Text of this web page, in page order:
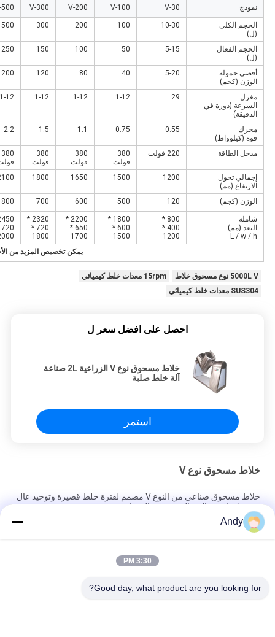
نموذج V-30
V-100
V-200
V-300
500
الحجم الكلي
(ل)
10-30
100
200
300
500
الحجم الفعال
(ل)
5-15
50
100
150
250
أقصى حمولة
الوزن (كجم)
5-20
40
80
120
200
مغزل
السرعة (دورة في
الدقيقة)
29
1-12
1-12
1-12
1-12
محرك
قوة (كيلوواط)
0.55
0.75
1.1
1.5
2.2
مدخل الطاقة 220 فولت
380
فولت
380
فولت
380
فولت
380
إجمالي تحول
الارتفاع (مم)
1200
1500
1650
1800
الوزن (كجم) 120
500
600
700
800
شاملة
البعد (مم)
L / w / h
800 *
400 *
1200
1800 *
600 *
1500
2200 *
650 *
1700
2320 *
720 *
1800
*
720 *
يمكن تخصيص المزيد من
5000L V نوع مسحوق خلاط
15rpm معدات خلط كيميائي
SUS304 معدات خلط كيميائي
احصل على افضل سعر ل
خلاط مسحوق نوع V الزراعية 2L صناعة
آلة خلط صلبة
استمر
خلاط مسحوق نوع V
خلاط مسحوق صناعي من النوع V مصمم لفترة خلط قصيرة وتوحيد عال
في تطبيقات معالجة المسحوق والحبيبات
الغذائية والكيميائية مع جدار داخلي سلس وسهلة التنظيف
خلاط مسحوق من النوع V متساوية خليط عالية وبدون زوايا ميتة
Andy
3:30 PM
Good day, what product are you looking for?